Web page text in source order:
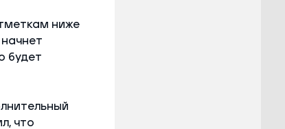
ниже
будет
что